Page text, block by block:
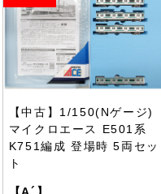
【中古】1/150(Nゲージ)
マイクロエース E501系
K751編成 登場時 5両セッ
ト